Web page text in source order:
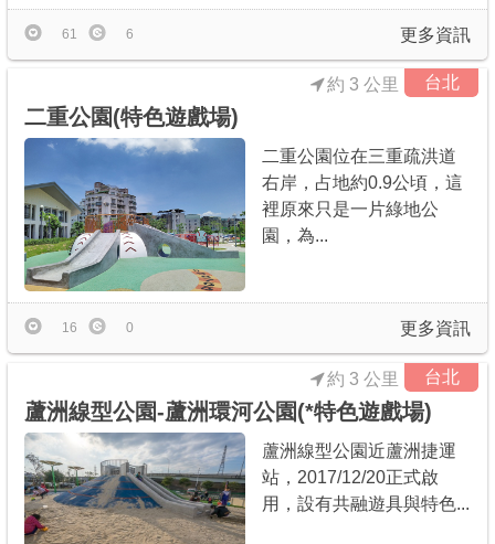
更多資訊
61 6
台北
二重公園(特色遊戲場)
約 3 公里
二重公園位在三重疏洪道
右岸，占地約0.9公頃，這
裡原來只是一片綠地公
園，為...
更多資訊
16 0
台北
蘆洲線型公園-蘆洲環河公園(*特色遊戲場)
約 3 公里
蘆洲線型公園近蘆洲捷運
站，2017/12/20正式啟
用，設有共融遊具與特色...